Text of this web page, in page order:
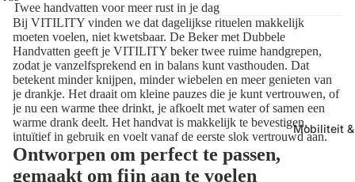
Mobiliteit
Twee handvatten voor meer rust in je dag
Bij VITILITY vinden we dat dagelijkse rituelen makkelijk
moeten voelen, niet kwetsbaar. De Beker met Dubbele
Handvatten geeft je VITILITY beker twee ruime handgrepen,
zodat je vanzelfsprekend en in balans kunt vasthouden. Dat
betekent minder knijpen, minder wiebelen en meer genieten van
je drankje. Het draait om kleine pauzes die je kunt vertrouwen, of
je nu een warme thee drinkt, je afkoelt met water of samen een
warme drank deelt. Het handvat is makkelijk te bevestigen,
intuïtief in gebruik en voelt vanaf de eerste slok vertrouwd aan.
Ontworpen om perfect te passen,
gemaakt om fijn aan te voelen